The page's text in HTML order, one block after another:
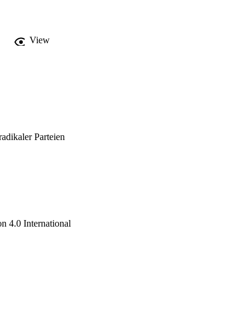
und
Dabei
Strategien
View
Parteien
4.0 International